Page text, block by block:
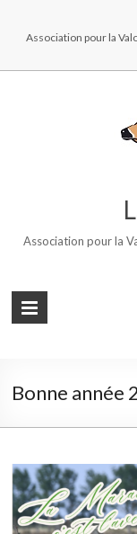
Association pour la
Association pour la
Bonne année